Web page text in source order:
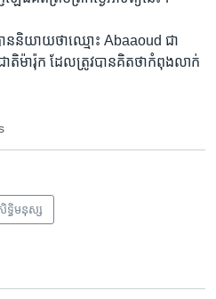
ាន​និយាយថា​ឈ្មោះ Abaaoud ​ជា​
ម៉ារ៉ុក ដែល​ត្រូវ​បាន​គិត​ថា​កំពុង​លាក់​
ទ្ធិ​មនុស្ស